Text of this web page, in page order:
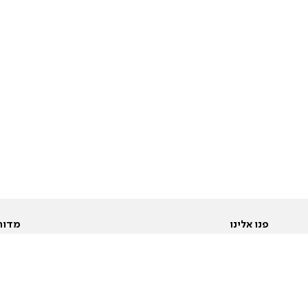
פנו אלינו